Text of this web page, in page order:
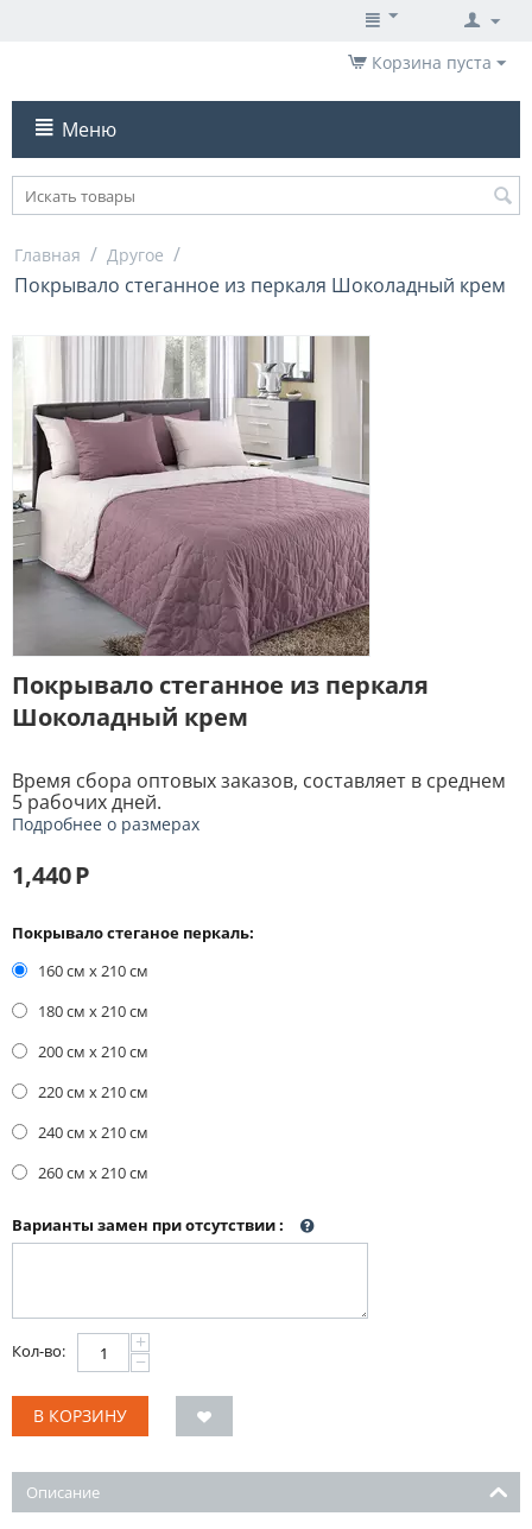
Корзина пуста
Меню
Главная / Другое /
Покрывало стеганное из перкаля Шоколадный крем
Покрывало стеганное из перкаля
Шоколадный крем
Время сбора оптовых заказов, составляет в среднем
5 рабочих дней.
Подробнее о размерах
1,440Р
Покрывало стеганое перкаль:
160 см х 210 см
180 см х 210 см
200 см х 210 см
220 см х 210 см
240 см х 210 см
260 см х 210 см
Варианты замен при отсутствии:
Кол-во: +
−
В КОРЗИНУ
Описание